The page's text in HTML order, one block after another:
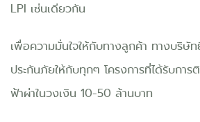
LPI เช่นเดียวกัน
เพื่อความมั่นใจให้กับทางลูกค้า ทางบริษั
ประกันภัยให้กับทุกๆ โครงการที่ได้รับกา
ฟ้าผ่าในวงเงิน 10-50 ล้านบาท